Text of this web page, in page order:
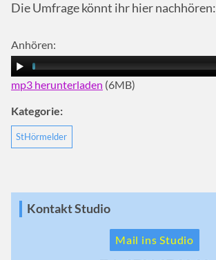
Die Umfrage könnt ihr hier nachhören:
Anhören:
mp3 herunterladen (6MB)
Kategorie:
StHörmelder
Kontakt Studio
Mail ins Studio